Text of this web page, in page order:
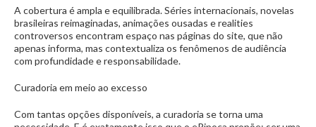
A cobertura é ampla e equilibrada. Séries internacionais, novelas
brasileiras reimaginadas, animações ousadas e realities
controversos encontram espaço nas páginas do site, que não
apenas informa, mas contextualiza os fenômenos de audiência
com profundidade e responsabilidade.
Curadoria em meio ao excesso
Com tantas opções disponíveis, a curadoria se torna uma